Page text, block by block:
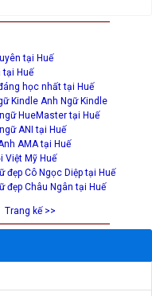
tại Huế
tại Huế
học nhất tại Huế
Kindle Anh Ngữ Kindle
HueMaster tại Huế
ANI tại Huế
AMA tại Huế
Việt Mỹ Huế
đẹp Cô Ngọc Diệp tại Huế
đẹp Châu Ngân tại Huế
Trang kế >>